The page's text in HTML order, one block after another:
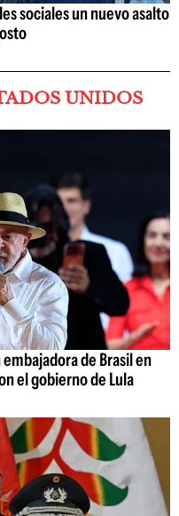
sociales un nuevo asalto
UNIDOS
de Brasil en
el gobierno de Lula